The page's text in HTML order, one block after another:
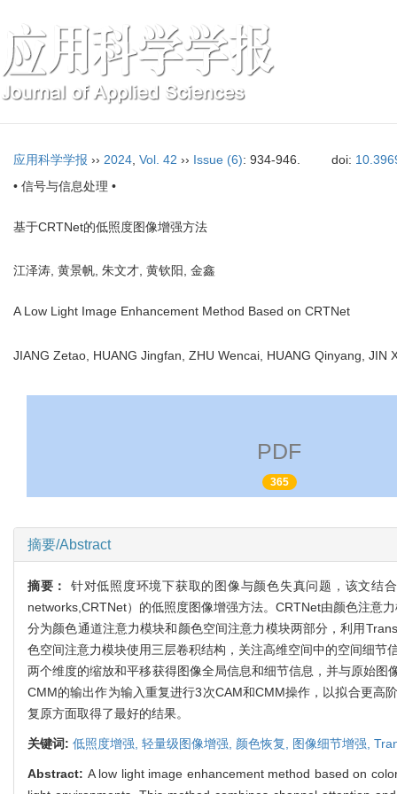
应用科学学报 ›› 2024 Vol. 42 ›› Issue (6): 934-946. doi:
• 信号与信息处理 •
基于CRTNet的低照度图像增强方法
江泽涛, 黄景帆, 朱文才, 黄钦阳, 金鑫
A Low Light Image Enhancement Method Based on CRTNet
JIANG Zetao, HUANG Jingfan, ZHU Wencai, HUANG Qinyang,
PDF
摘要：针对低照度环境下获取的图像与颜色失真问题，该文结
networks,CRTNet）的低照度图像增强方法。CRTNet由颜色注意
分为颜色通道注意力模块和颜色空间注意力模块两部分，利用
色空间注意力模块使用三层卷积结构，关注高维空间中的空间细
两个维度的缩放和平移获得图像全局信息和细节信息，并与原始
CMM的输出作为输入重复进行3次CAM和CMM操作，以拟合更高
复原方面取得了最好的结果。
关键词:低照度增强,轻量级图像增强,颜色恢复,图像细节增强,